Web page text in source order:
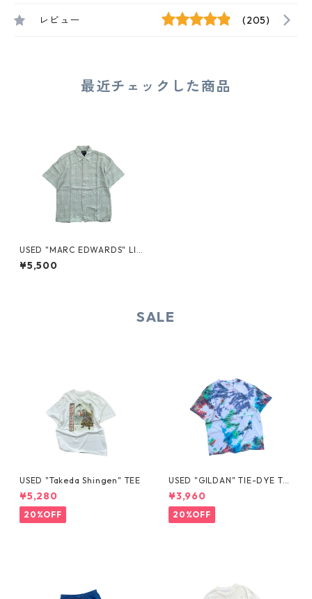
レビュー (205)
最近チェックした商品
USED "MARC EDWARDS" LIN
EN S/S SHIRT
¥5,500
SALE
USED "Takeda Shingen" TEE
¥5,280
20%OFF
USED "GILDAN" TIE-DYE TE
E
¥3,960
20%OFF